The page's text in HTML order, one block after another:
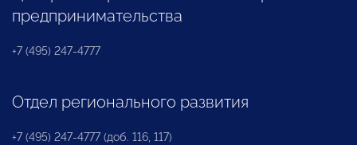
предпринимательства
+7 (495) 247-4777
Отдел регионального развития
+7 (495) 247-4777 (доб. 116, 117)